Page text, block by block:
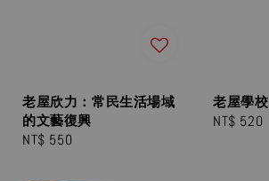
老屋欣力：常民生活場域
的文藝復興
Regular
NT$ 550
老屋學校
Regular
NT$ 520